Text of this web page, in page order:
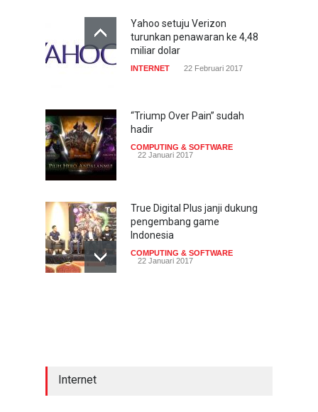
Yahoo setuju Verizon
turunkan penawaran ke 4,48
miliar dolar
INTERNET 22 Februari 2017
“Triump Over Pain” sudah
hadir
COMPUTING & SOFTWARE
22 Januari 2017
True Digital Plus janji dukung
pengembang game
Indonesia
COMPUTING & SOFTWARE
22 Januari 2017
Internet